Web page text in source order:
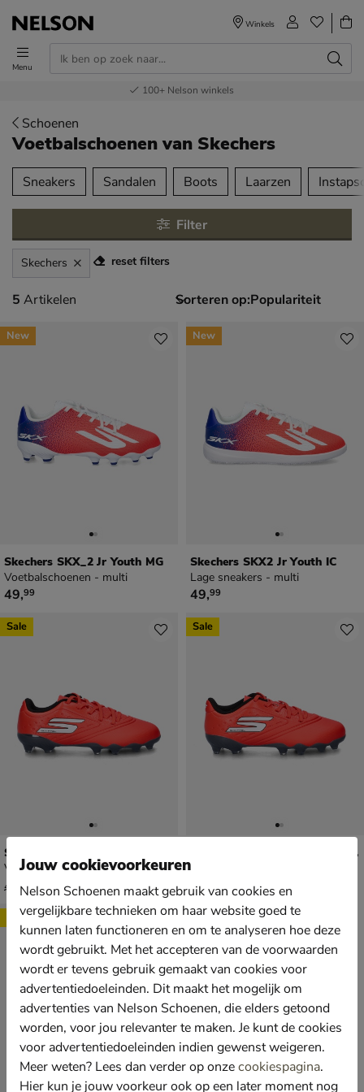
Menu
Winkels
Voor 23.00u besteld,volgende dag in huis
Gratisverzending en retour
Bestel nu,betaal later
100+ Nelson winkels
Schoenen
Voetbalschoenenvan Skechers
over
Sneakers Sandalen Boots Laarzen
Filter
Skechers reset filters
5 artikelen
5 Artikelen Sorteren op:
Skechers SKX_2 Jr Youth MG
Voetbalschoenen - multi
€ 49,99
49,99
New
Skechers SKX2 Jr Youth IC
Lage sneakers - multi
€ 49,99
49,99
New
Skechers Razor jr.
Voetbalschoenen - rood
van € 49,99 voor € 34,99
49 99 34,
Sale
Skechers Razor 1.5 JR Crib FG kids
Voetbalschoenen - rood
van € 49,99 voor € 34,99
49, 34,
Sale
Sale
Jouw cookievoorkeuren
Nelson Schoenen maakt gebruik van cookies en
vergelijkbare technieken om haar website goed te
kunnen laten functioneren en om te analyseren hoe deze
wordt gebruikt. Met het accepteren van de voorwaarden
wordt er tevens gebruik gemaakt van cookies voor
advertentiedoeleinden. Dit maakt het mogelijk om
advertenties van Nelson Schoenen, die elders getoond
worden, voor jou relevanter te maken. Je kunt de cookies
voor advertentiedoeleinden indien gewenst weigeren.
Meer weten? Lees dan verder op onzecookiespagina.
Hier kun je jouw voorkeur ook op een later moment nog